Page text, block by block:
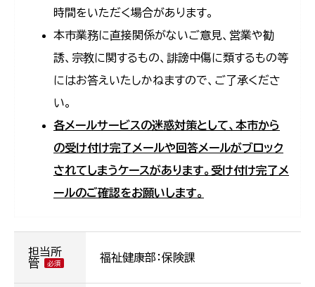
時間をいただく場合があります。
本市業務に直接関係がないご意見、営業や勧
誘、宗教に関するもの、誹謗中傷に類するもの等
にはお答えいたしかねますので、ご了承くださ
い。
各メールサービスの迷惑対策として、本市から
の受け付け完了メールや回答メールがブロック
されてしまうケースがあります。受け付け完了メ
ールのご確認をお願いします。
担当所
管
福祉健康部：保険課